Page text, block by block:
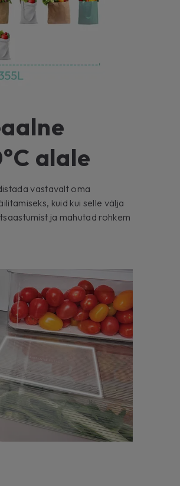
alale
vastavalt oma
kuid kui selle välja
ja mahutad rohkem